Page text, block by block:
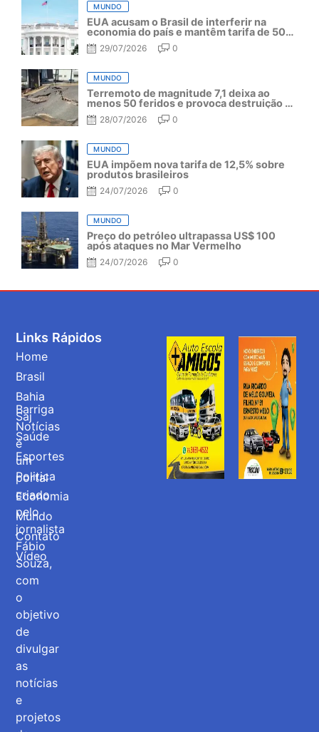
MUNDO
EUA acusam o Brasil de interferir na
economia do país e mantêm tarifa de 50%
por mais um ano
29/07/2026 0
MUNDO
Terremoto de magnitude 7,1 deixa ao
menos 50 feridos e provoca destruição no
Japão
28/07/2026 0
MUNDO
EUA impõem nova tarifa de 12,5% sobre
produtos brasileiros
24/07/2026 0
MUNDO
Preço do petróleo ultrapassa US$ 100
após ataques no Mar Vermelho
24/07/2026 0
Barriga
Notícias
é
um
portal
criado
pelo
jornalista
Fábio
Souza,
com
o
objetivo
de
divulgar
as
notícias
e
projetos
Links Rápidos
Home
Brasil
Bahia
Saj
Saúde
Esportes
Politica
Economia
Mundo
Contato
Vídeo